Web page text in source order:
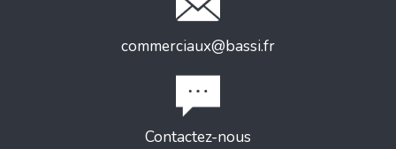
commerciaux@bassi.fr
Contactez-nous